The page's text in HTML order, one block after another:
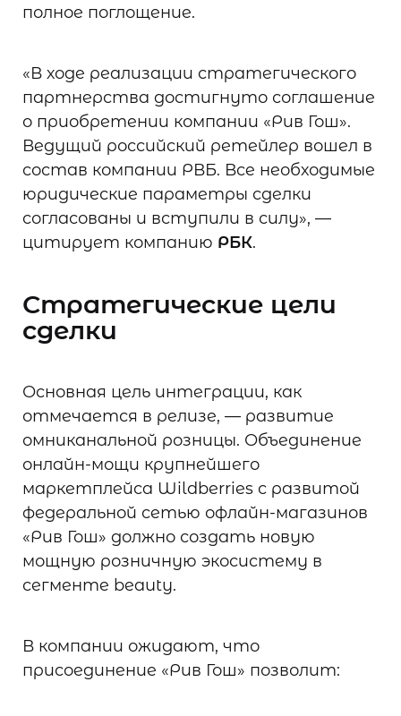
полное поглощение.
«В ходе реализации стратегического
партнерства достигнуто соглашение
о приобретении компании «Рив Гош».
Ведущий российский ретейлер вошел в
состав компании РВБ. Все необходимые
юридические параметры сделки
согласованы и вступили в силу», —
цитирует компанию РБК.
Стратегические цели
сделки
Основная цель интеграции, как
отмечается в релизе, — развитие
омниканальной розницы. Объединение
онлайн-мощи крупнейшего
маркетплейса Wildberries с развитой
федеральной сетью офлайн-магазинов
«Рив Гош» должно создать новую
мощную розничную экосистему в
сегменте beauty.
В компании ожидают, что
присоединение «Рив Гош» позволит: